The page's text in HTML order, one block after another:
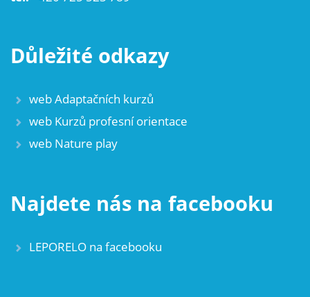
Důležité odkazy
web Adaptačních kurzů
web Kurzů profesní orientace
web Nature play
Najdete nás na facebooku
LEPORELO na facebooku